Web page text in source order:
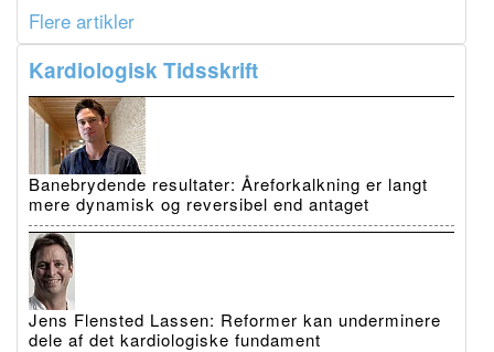
Flere artikler
Kardiologisk Tidsskrift
Banebrydende resultater: Åreforkalkning er langt
mere dynamisk og reversibel end antaget
Jens Flensted Lassen: Reformer kan underminere
dele af det kardiologiske fundament